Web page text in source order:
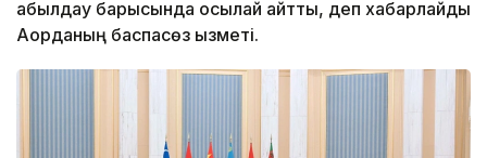
қабылдау барысында осылай айтты, деп хабарлайды
Ақорданың баспасөз қызметі.